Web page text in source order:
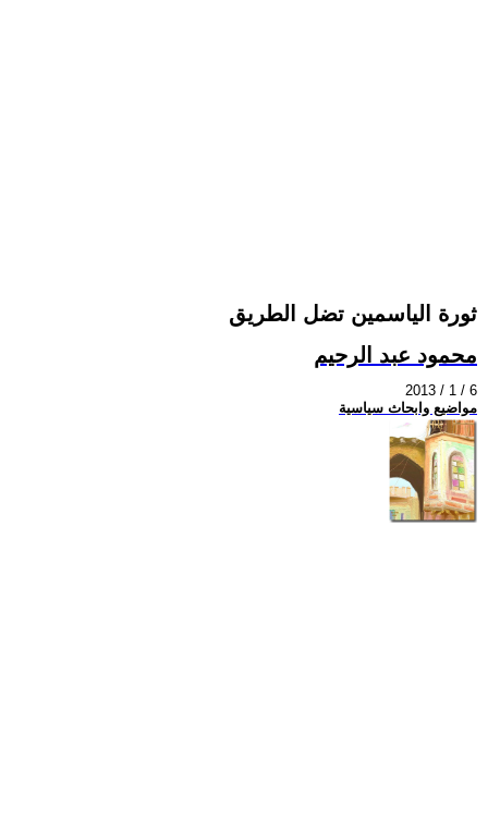
ثورة الياسمين تضل الطريق
محمود عبد الرحيم
2013 / 1 / 6
مواضيع وابحاث سياسية